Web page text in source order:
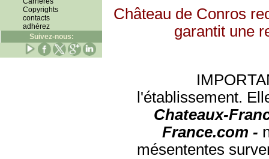
Copyrights
contacts
adhérez
Suivez-nous:
Château de Conros
garantit une
l'établissement.
Chateaux-
France.com -
mésententes